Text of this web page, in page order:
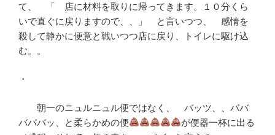
て、 「 店に材料を取りに帰ってきます。１０分くら
いで直ぐに戻りますので、、」 と言いつつ、 感情を
殺して静かに便意と戦いつつ店に戻り、トイレに駆け込
む。。
・
朝一のニュルニュル便ではなく、 バッツ、、ババ
バババッ、と柔らかめの便
が便器一杯に出る